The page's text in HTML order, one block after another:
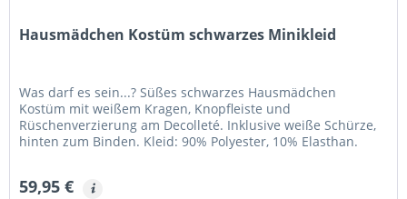
Hausmädchen Kostüm schwarzes Minikleid
Was darf es sein...? Süßes schwarzes Hausmädchen
Kostüm mit weißem Kragen, Knopfleiste und
Rüschenverzierung am Decolleté. Inklusive weiße Schürze,
hinten zum Binden. Kleid: 90% Polyester, 10% Elasthan.
59,95 €